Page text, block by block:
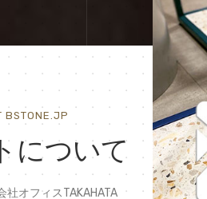
BSTONE.JP
について
社オフィスTAKAHATA